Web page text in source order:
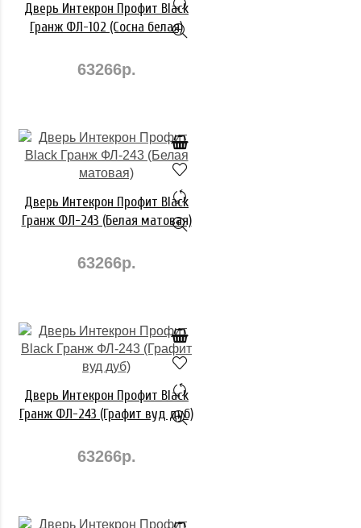
Дверь Интекрон Профит Black
Гранж ФЛ-102 (Сосна белая)
63266р.
Дверь Интекрон Профит Black
Гранж ФЛ-243 (Белая матовая)
63266р.
Дверь Интекрон Профит Black
Гранж ФЛ-243 (Графит вуд дуб)
63266р.